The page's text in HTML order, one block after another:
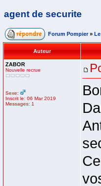
agent de securite
Forum Pompier »
Auteur
ZABOR
Nouvelle recrue
Sexe:
Inscrit le: 06 Mar 2019
Messages: 1